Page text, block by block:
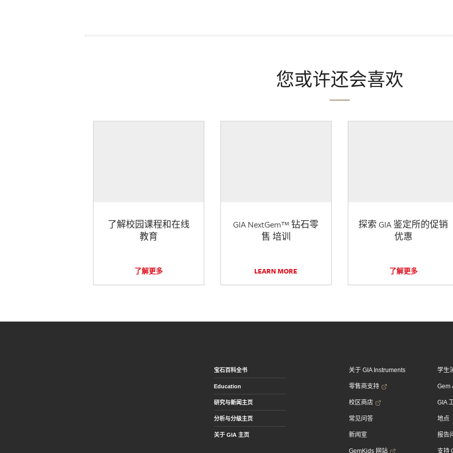
您或许还会喜欢
了解校园课程和在线
教育
了解更多
GIA NextGem™ 钻石零
售 培训
LEARN MORE
探索 GIA 鉴定所的促销
优惠
了解更多
宝石百科全书
Education
研究与新闻主页
分析与分级主页
关于 GIA 主页
关于 GIA Instruments
零售商支持
校区商店
常见问答
新闻室
GemKids 网站
学生
Gem
GIA
地点
报告
支持